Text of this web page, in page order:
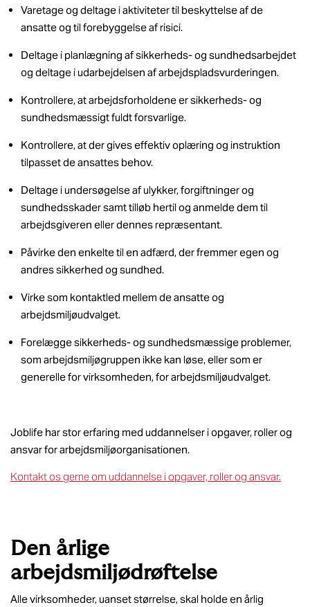
Varetage og deltage i aktiviteter til beskyttelse af de
ansatte og til forebyggelse af risici.
Deltage i planlægning af sikkerheds- og sundhedsarbejdet
og deltage i udarbejdelsen af arbejdspladsvurderingen.
Kontrollere, at arbejdsforholdene er sikkerheds- og
sundhedsmæssigt fuldt forsvarlige.
Kontrollere, at der gives effektiv oplæring og instruktion
tilpasset de ansattes behov.
Deltage i undersøgelse af ulykker, forgiftninger og
sundhedsskader samt tilløb hertil og anmelde dem til
arbejdsgiveren eller dennes repræsentant.
Påvirke den enkelte til en adfærd, der fremmer egen og
andres sikkerhed og sundhed.
Virke som kontaktled mellem de ansatte og
arbejdsmiljøudvalget.
Forelægge sikkerheds- og sundhedsmæssige problemer,
som arbejdsmiljøgruppen ikke kan løse, eller som er
generelle for virksomheden, for arbejdsmiljøudvalget.
Joblife har stor erfaring med uddannelser i opgaver, roller og
ansvar for arbejdsmiljøorganisationen.
Kontakt os gerne om uddannelse i opgaver, roller og ansvar.
Den årlige
arbejdsmiljødrøftelse
Alle virksomheder, uanset størrelse, skal holde en årlig